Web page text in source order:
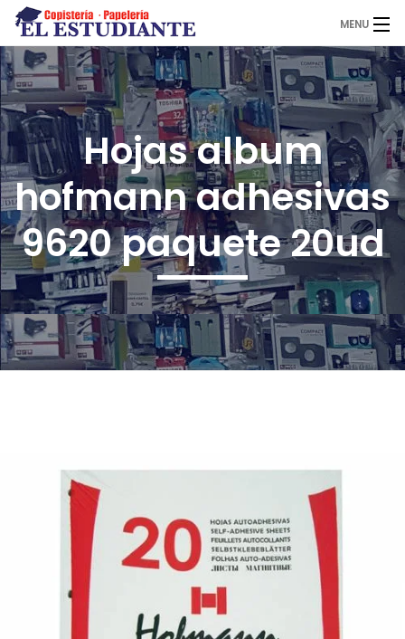
MENU
El Estudiante
Copistería
Papelería
Servicios
Novedades
Contacto
Hojas album
hofmann adhesivas
9620 paquete 20ud